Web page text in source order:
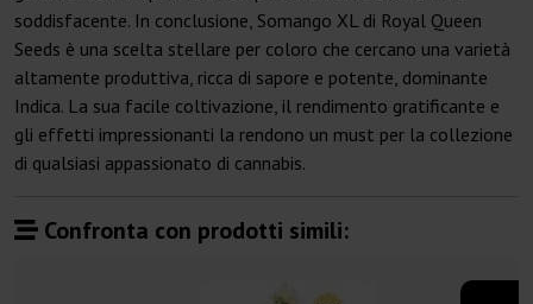
soddisfacente. In conclusione, Somango XL di Royal Queen
Seeds è una scelta stellare per coloro che cercano una varietà
altamente produttiva, ricca di sapore e potente, dominante
Indica. La sua facile coltivazione, il rendimento gratificante e
gli effetti impressionanti la rendono un must per la collezione
di qualsiasi appassionato di cannabis.
Confronta con prodotti simili: